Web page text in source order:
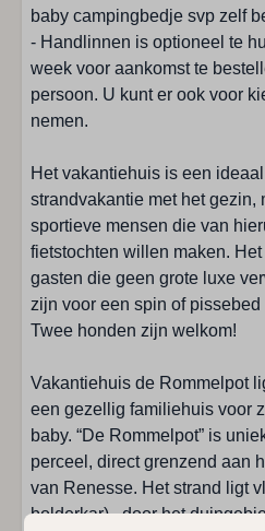
Ligging
Renesse
Centrum: 1 - 5 km
Dichtbij het strand
Golfbaan: 5 - 10 km
Restaurant: 1 - 5 km
Rustige ligging
Strand: 1 - 5 km
Supermarkt: 1 - 5 km
Vlakbij het bos
Winkels: 1 - 5 km
Keuken
Aantal pitten: 4
Broodrooster
Eethoek
baby campingbedje svp zelf
- Handlinnen is optioneel te
week voor aankomst te
persoon. U kunt er ook voor
nemen.
Het vakantiehuis is een
strandvakantie met het gezin,
sportieve mensen die van
fietstochten willen maken.
gasten die geen grote luxe
zijn voor een spin of
Twee honden zijn welkom!
Vakantiehuis de Rommelpot
een gezellig familiehuis voor
baby. “De Rommelpot” is
perceel, direct grenzend aan
van Renesse. Het strand ligt
bolderkar), door het